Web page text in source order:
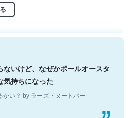
いけど、なぜかポールオースタ
気持ちになった
い？ by ラーズ・ヌートバー